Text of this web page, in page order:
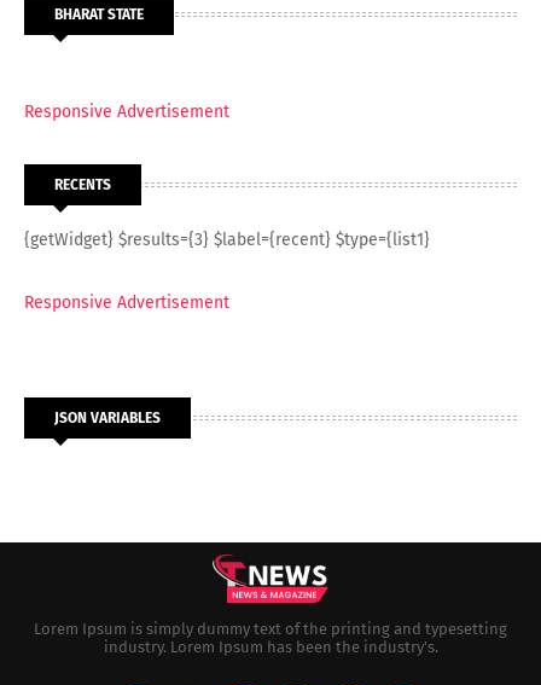
BHARAT STATE
Responsive Advertisement
RECENTS
{getWidget} $results={3} $label={recent} $type={list1}
Responsive Advertisement
JSON VARIABLES
Lorem Ipsum is simply dummy text of the printing and typesetting
industry. Lorem Ipsum has been the industry's.